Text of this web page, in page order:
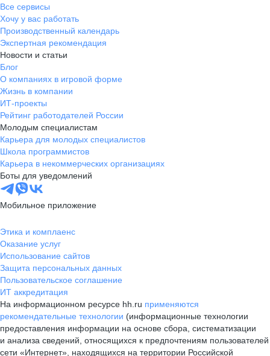
Все сервисы
Хочу у вас работать
Производственный календарь
Экспертная рекомендация
Новости и статьи
Блог
О компаниях в игровой форме
Жизнь в компании
ИТ-проекты
Рейтинг работодателей России
Молодым специалистам
Карьера для молодых специалистов
Школа программистов
Карьера в некоммерческих организациях
Боты для уведомлений
Мобильное приложение
Этика и комплаенс
Оказание услуг
Использование сайтов
Защита персональных данных
Пользовательское соглашение
ИТ аккредитация
На информационном ресурсе hh.ru применяются
рекомендательные технологии (информационные технологии
предоставления информации на основе сбора, систематизации
и анализа сведений, относящихся к предпочтениям пользователей
сети «Интернет», находящихся на территории Российской